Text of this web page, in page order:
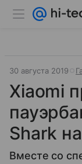
30 августа 2019
Xiaomi
Shark
Вместе со